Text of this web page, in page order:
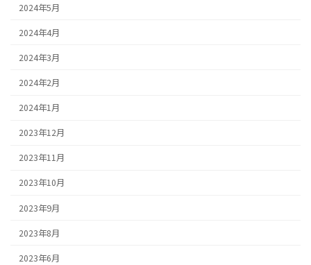
2024年5月
2024年4月
2024年3月
2024年2月
2024年1月
2023年12月
2023年11月
2023年10月
2023年9月
2023年8月
2023年6月